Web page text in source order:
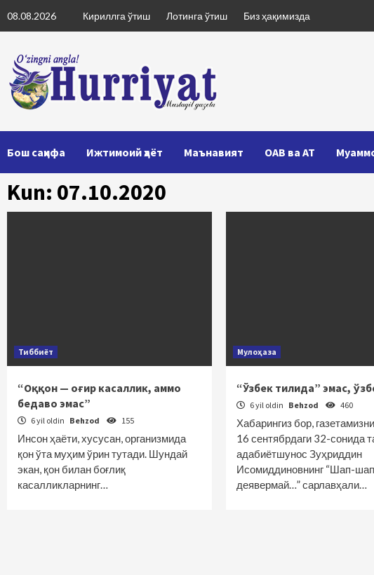
to
08.08.2026 Кириллга ўтиш Лотинга ўтиш Биз ҳақимизда
Бош саҳифа Ижтимоий ҳаёт Маънавият ОАВ ва АТ
Kun: 07.10.2020
Тиббиёт
“Оққон — оғир касаллик, аммо
бедаво эмас”
6 yil oldin Behzod 155
Инсон ҳаёти, хусусан, организмида
қон ўта муҳим ўрин тутади. Шундай
экан, қон билан боғлиқ
касалликларнинг…
Мулоҳаза
“Ўзбек тилида” эмас,
6 yil oldin Behzod 460
Хабарингиз бор,
16 сентябрдаги 32-сонида
адабиётшунос Зуҳриддин
Исомиддиновнинг “Шап-шап
деявермай…” сарлавҳали…